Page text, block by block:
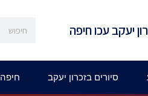
יעקב עכו חיפה
סיורים בזכרון יעקב חיפה